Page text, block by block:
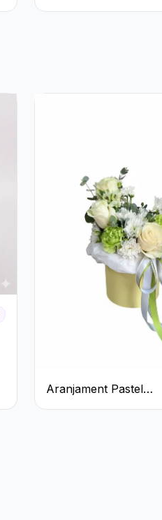
Prosecco Mionetto
Aranjament Pastel
Verde în Cutie Galben